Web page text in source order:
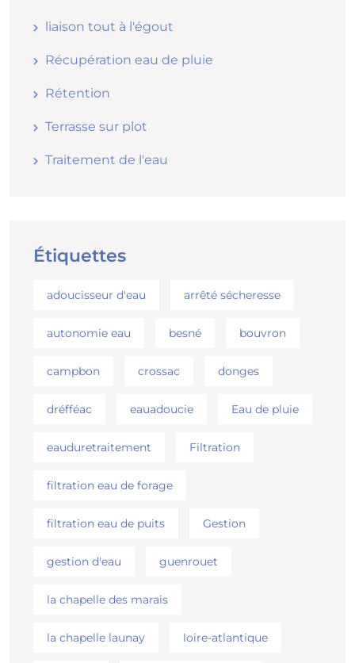
liaison tout à l'égout
Récupération eau de pluie
Rétention
Terrasse sur plot
Traitement de l'eau
Étiquettes
adoucisseur d'eau arrêté sécheresse
autonomie eau besné bouvron
campbon crossac donges
dréfféac eauadoucie Eau de pluie
eauduretraitement Filtration
filtration eau de forage
filtration eau de puits Gestion
gestion d'eau guenrouet
la chapelle des marais
la chapelle launay loire-atlantique